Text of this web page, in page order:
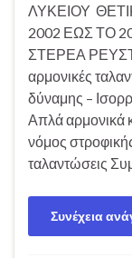
ΛΥΚΕΙΟΥ
2002 ΕΩΣ ΤΟ
ΣΤΕΡΕΑ
αρμονικές
δύναμης –
Απλά αρμονικά
νόμος
ταλαντώσεις
Συνέχεια